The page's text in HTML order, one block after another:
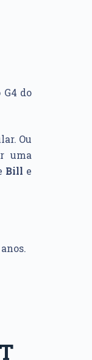
do
Ou
uma
Bill e